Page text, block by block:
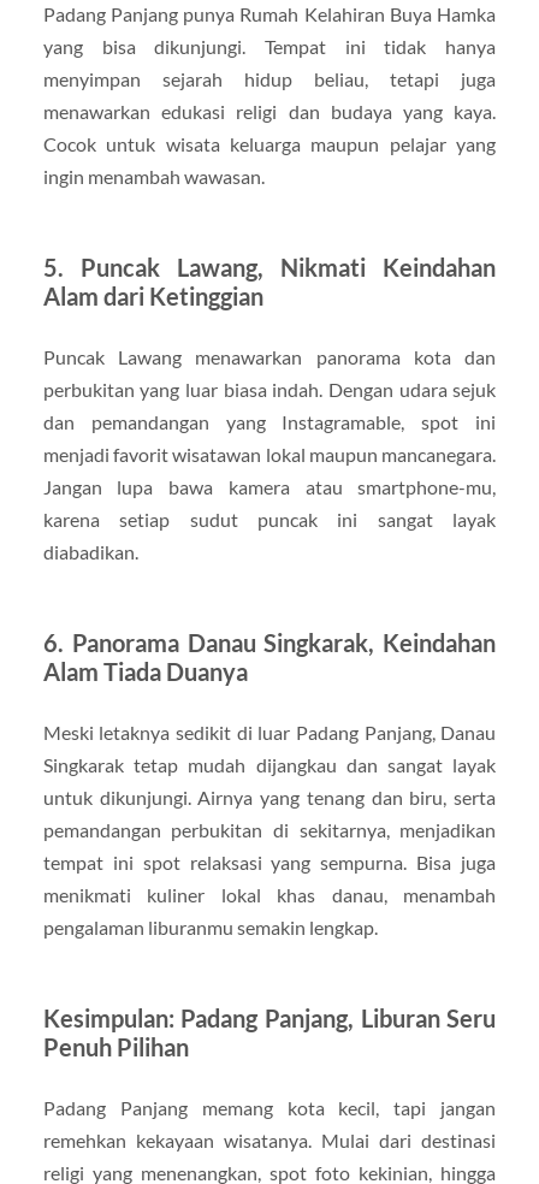
Padang Panjang punya Rumah Kelahiran Buya Hamka
yang bisa dikunjungi. Tempat ini tidak hanya
menyimpan sejarah hidup beliau, tetapi juga
menawarkan edukasi religi dan budaya yang kaya.
Cocok untuk wisata keluarga maupun pelajar yang
ingin menambah wawasan.
5. Puncak Lawang, Nikmati Keindahan
Alam dari Ketinggian
Puncak Lawang menawarkan panorama kota dan
perbukitan yang luar biasa indah. Dengan udara sejuk
dan pemandangan yang Instagramable, spot ini
menjadi favorit wisatawan lokal maupun mancanegara.
Jangan lupa bawa kamera atau smartphone-mu,
karena setiap sudut puncak ini sangat layak
diabadikan.
6. Panorama Danau Singkarak, Keindahan
Alam Tiada Duanya
Meski letaknya sedikit di luar Padang Panjang, Danau
Singkarak tetap mudah dijangkau dan sangat layak
untuk dikunjungi. Airnya yang tenang dan biru, serta
pemandangan perbukitan di sekitarnya, menjadikan
tempat ini spot relaksasi yang sempurna. Bisa juga
menikmati kuliner lokal khas danau, menambah
pengalaman liburanmu semakin lengkap.
Kesimpulan: Padang Panjang, Liburan Seru
Penuh Pilihan
Padang Panjang memang kota kecil, tapi jangan
remehkan kekayaan wisatanya. Mulai dari destinasi
religi yang menenangkan, spot foto kekinian, hingga